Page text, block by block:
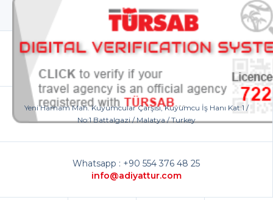
Yeni Hamam Mah. Kuyumcular Çarşısı, Kuyumcu İş Hanı Kat:1 /
No:1 Battalgazi / Malatya / Turkey
Whatsapp : +90 554 376 48 25
info@adiyattur.com